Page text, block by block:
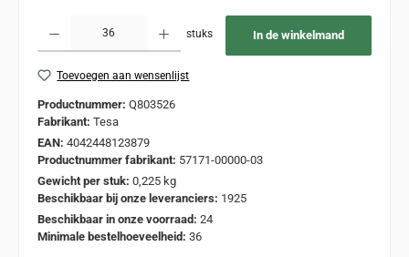
stuks In de winkelmand
Toevoegen aan wensenlijst
Productnummer: Q803526
Fabrikant: Tesa
EAN: 4042448123879
Productnummer fabrikant: 57171-00000-03
Gewicht per stuk: 0,225 kg
Beschikbaar bij onze leveranciers: 1925
Beschikbaar in onze voorraad: 24
Minimale bestelhoeveelheid: 36